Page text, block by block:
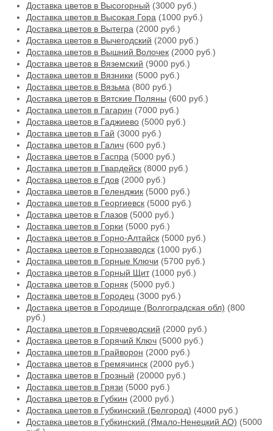
Доставка цветов в Высогорный (3000 руб.)
Доставка цветов в Высокая Гора (1000 руб.)
Доставка цветов в Вытегра (2000 руб.)
Доставка цветов в Вычегодский (2000 руб.)
Доставка цветов в Вышний Волочек (2000 руб.)
Доставка цветов в Вяземский (9000 руб.)
Доставка цветов в Вязники (5000 руб.)
Доставка цветов в Вязьма (800 руб.)
Доставка цветов в Вятские Поляны (600 руб.)
Доставка цветов в Гагарин (7000 руб.)
Доставка цветов в Гаджиево (5000 руб.)
Доставка цветов в Гай (3000 руб.)
Доставка цветов в Галич (600 руб.)
Доставка цветов в Гаспра (5000 руб.)
Доставка цветов в Гвардейск (8000 руб.)
Доставка цветов в Гдов (2000 руб.)
Доставка цветов в Геленджик (5000 руб.)
Доставка цветов в Георгиевск (5000 руб.)
Доставка цветов в Глазов (5000 руб.)
Доставка цветов в Горки (5000 руб.)
Доставка цветов в Горно-Алтайск (5000 руб.)
Доставка цветов в Горнозаводск (1000 руб.)
Доставка цветов в Горные Ключи (5700 руб.)
Доставка цветов в Горный Щит(1000 руб.)
Доставка цветов в Горняк (5000 руб.)
Доставка цветов в Городец (3000 руб.)
Доставка цветов в Городище (Волгоградская обл) (800
руб.)
Доставка цветов в Горячеводский (2000 руб.)
Доставка цветов в Горячий Ключ (5000 руб.)
Доставка цветов в Грайворон (2000 руб.)
Доставка цветов в Гремячинск (2000 руб.)
Доставка цветов в Грозный (20000 руб.)
Доставка цветов в Грязи (5000 руб.)
Доставка цветов в Губкин (2000 руб.)
Доставка цветов в Губкинский (Белгород) (4000 руб.)
Доставка цветов в Губкинский (Ямало-Ненецкий АО) (5000